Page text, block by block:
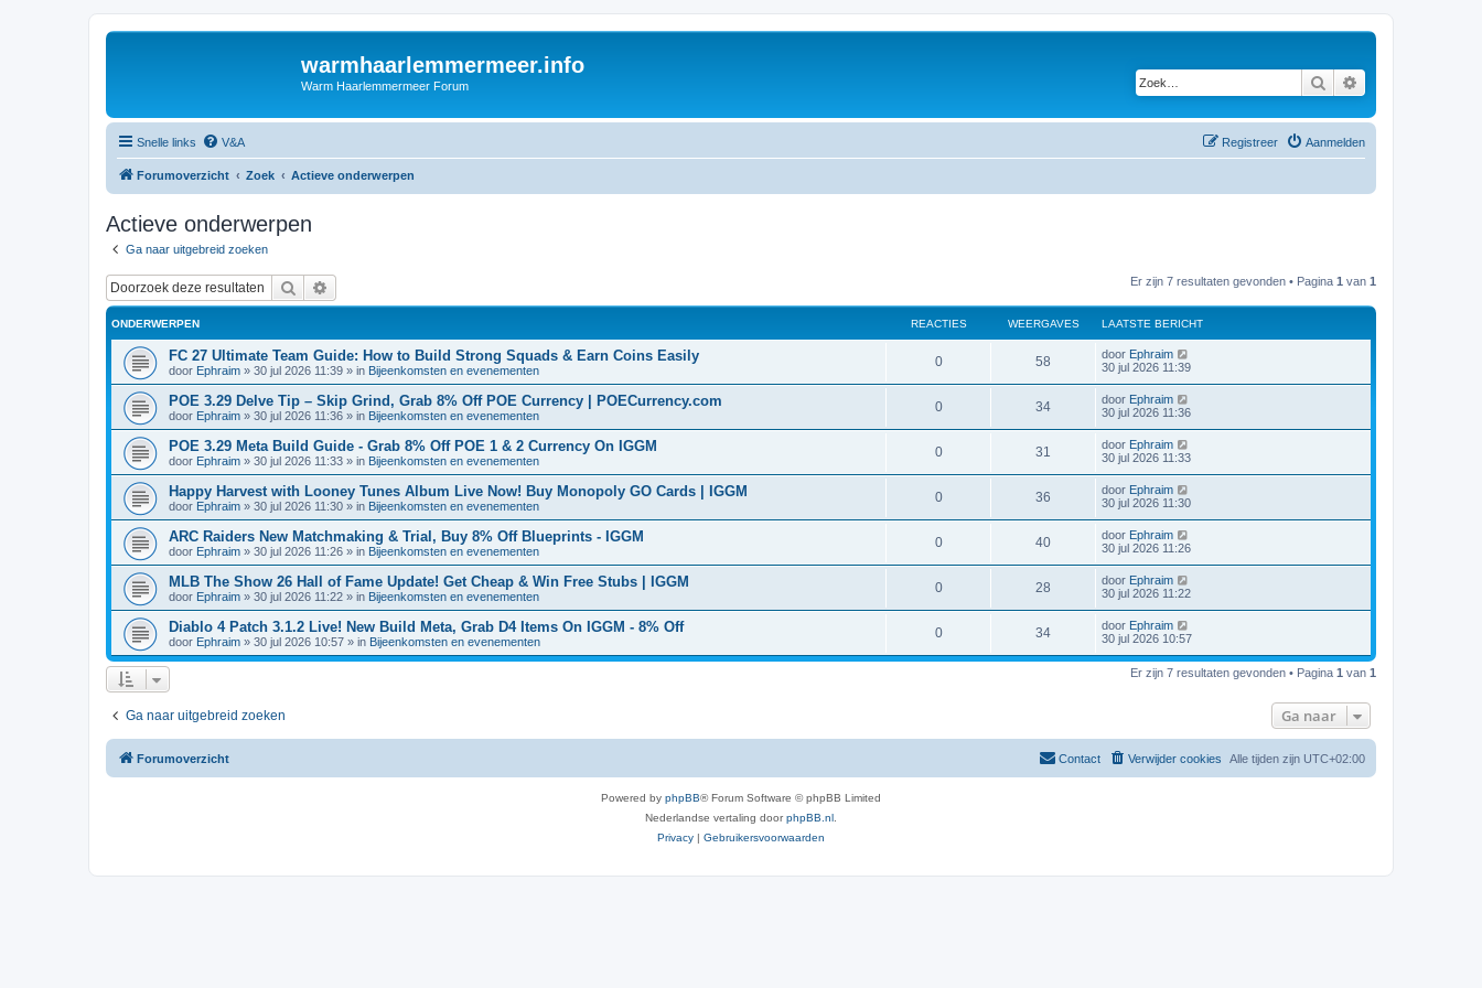
warmhaarlemmermeer.info
Warm Haarlemmermeer Forum Zoek
Snelle links V&A Aanmelden
Registreer
Forumoverzicht Zoek Actieve onderwerpen
Actieve onderwerpen
Ga naar uitgebreid zoeken
Zoek Er zijn 7 resultaten gevonden • Pagina 1 van 1
ONDERWERPEN REACTIES WEERGAVES LAATSTE BERICHT
FC 27 Ultimate Team Guide: How to Build Strong Squads & Earn Coins Easily
door Ephraim » 30 jul 2026 11:39 » in Bijeenkomsten en evenementen
0 58 door Ephraim
30 jul 2026 11:39
POE 3.29 Delve Tip – Skip Grind, Grab 8% Off POE Currency | POECurrency.com
door Ephraim » 30 jul 2026 11:36 » in Bijeenkomsten en evenementen
0 34 door Ephraim
30 jul 2026 11:36
POE 3.29 Meta Build Guide - Grab 8% Off POE 1 & 2 Currency On IGGM
door Ephraim » 30 jul 2026 11:33 » in Bijeenkomsten en evenementen
0 31 door Ephraim
30 jul 2026 11:33
Happy Harvest with Looney Tunes Album Live Now! Buy Monopoly GO Cards | IGGM
door Ephraim » 30 jul 2026 11:30 » in Bijeenkomsten en evenementen
0 36 door Ephraim
30 jul 2026 11:30
ARC Raiders New Matchmaking & Trial, Buy 8% Off Blueprints - IGGM
door Ephraim » 30 jul 2026 11:26 » in Bijeenkomsten en evenementen
0 40 door Ephraim
30 jul 2026 11:26
MLB The Show 26 Hall of Fame Update! Get Cheap & Win Free Stubs | IGGM
door Ephraim » 30 jul 2026 11:22 » in Bijeenkomsten en evenementen
0 28 door Ephraim
30 jul 2026 11:22
Diablo 4 Patch 3.1.2 Live! New Build Meta, Grab D4 Items On IGGM - 8% Off
door Ephraim » 30 jul 2026 10:57 » in Bijeenkomsten en evenementen
0 34 door Ephraim
30 jul 2026 10:57
Er zijn 7 resultaten gevonden • Pagina 1 van 1
Ga naar uitgebreid zoeken Ga naar
Forumoverzicht Alle tijden zijn UTC+02:00
Verwijder cookies
Contact
Powered by phpBB® Forum Software © phpBB Limited
Nederlandse vertaling doorphpBB.nl
Privacy | Gebruikersvoorwaarden